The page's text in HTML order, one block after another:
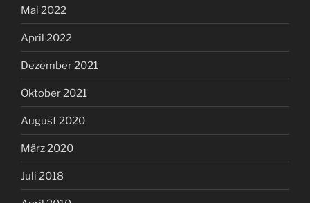
Mai 2022
April 2022
Dezember 2021
Oktober 2021
August 2020
März 2020
Juli 2018